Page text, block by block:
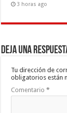
3 horas ago
Deja una
Tu dirección de
obligatorios están
Comentario*